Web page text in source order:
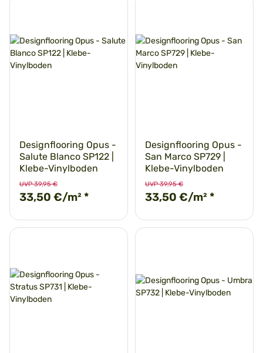
Designflooring Opus -
Salute Blanco SP122 |
Klebe-Vinylboden
UVP 39,95 €
33,50 €/m² *
Designflooring Opus -
San Marco SP729 |
Klebe-Vinylboden
UVP 39,95 €
33,50 €/m² *